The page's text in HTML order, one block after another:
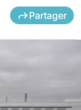
Partager